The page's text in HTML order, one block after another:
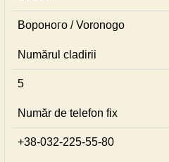
Вороного / Voronogo
Numărul cladirii
5
Număr de telefon fix
+38-032-225-55-80